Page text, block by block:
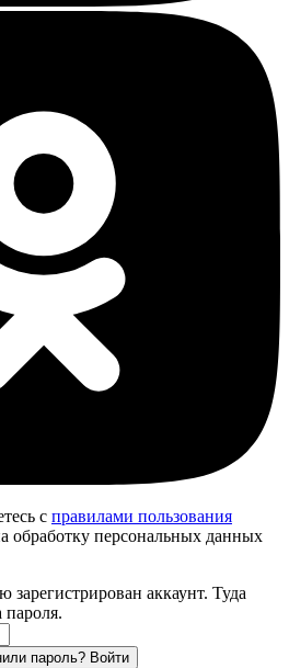
с правилами пользования
обработку персональных данных
зарегистрирован аккаунт. Туда
пароля.
пароль? Войти